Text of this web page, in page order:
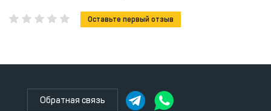
Оставьте первый отзыв
Обратная связь